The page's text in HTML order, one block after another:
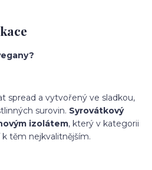
spread a vytvořený ve sladkou,
surovin. Syrovátkový
izolátem, který v kategorii
těm nejkvalitnějším.